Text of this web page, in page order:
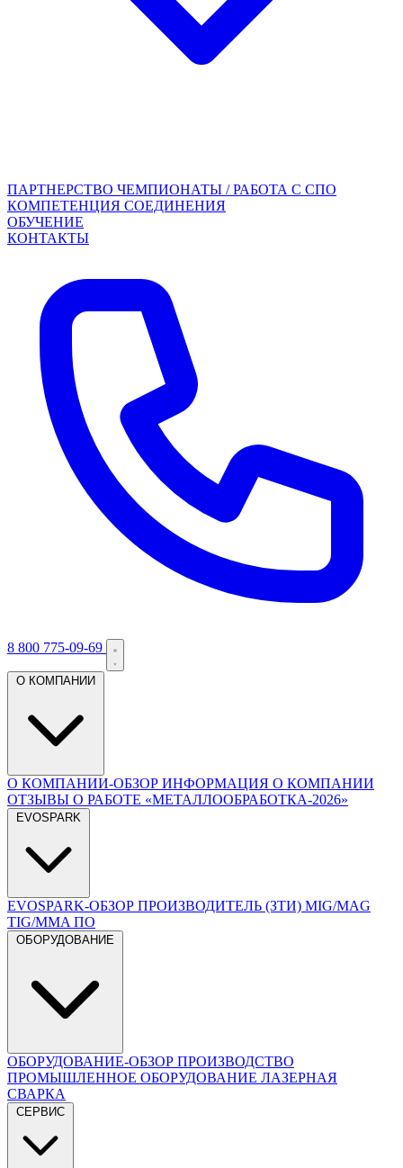
ПАРТНЕРСТВО ЧЕМПИОНАТЫ / РАБОТА С СПО
КОМПЕТЕНЦИЯ СОЕДИНЕНИЯ
ОБУЧЕНИЕ
КОНТАКТЫ
8 800 775-09-69
О КОМПАНИИ
О КОМПАНИИ-ОБЗОР ИНФОРМАЦИЯ О КОМПАНИИ
ОТЗЫВЫ О РАБОТЕ «МЕТАЛЛООБРАБОТКА-2026»
EVOSPARK
EVOSPARK-ОБЗОР ПРОИЗВОДИТЕЛЬ (ЗТИ) MIG/MAG
TIG/MMA ПО
ОБОРУДОВАНИЕ
ОБОРУДОВАНИЕ-ОБЗОР ПРОИЗВОДСТВО
ПРОМЫШЛЕННОЕ ОБОРУДОВАНИЕ ЛАЗЕРНАЯ
СВАРКА
СЕРВИС